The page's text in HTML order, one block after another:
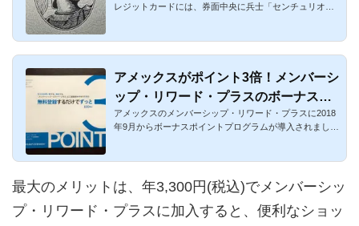
レジットカードには、券面中央に兵士「センチュリオ
アメックスがポイント3倍！メンバーシ
ップ・リワード・プラスのボーナスポ
イントプログラム
アメックスのメンバーシップ・リワード・プラスに2018
年9月からボーナスポイントプログラムが導入されまし
最大のメリットは、年3,300円(税込)でメンバーシッ
プ・リワード・プラスに加入すると、便利なショッ